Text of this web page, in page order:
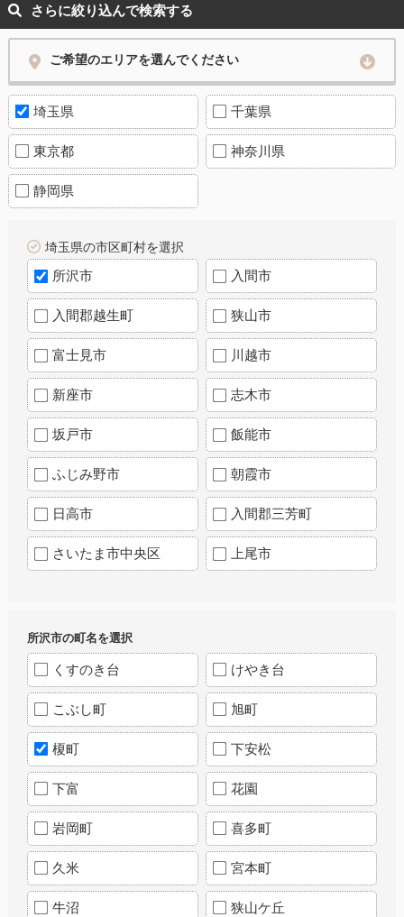
さらに絞り込んで検索する
ご希望のエリアを選んでください
埼玉県 千葉県
東京都 神奈川県
静岡県
埼玉県の市区町村を選択
所沢市 入間市
入間郡越生町 狭山市
富士見市 川越市
新座市 志木市
坂戸市 飯能市
ふじみ野市 朝霞市
日高市 入間郡三芳町
さいたま市中央区 上尾市
所沢市の町名を選択
くすのき台 けやき台
こぶし町 旭町
榎町 下安松
下富 花園
岩岡町 喜多町
久米 宮本町
牛沼 狭山ケ丘